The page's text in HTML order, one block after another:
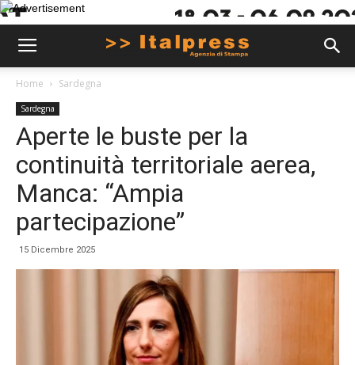
Home Sardegna
Sardegna
Aperte le buste per la
continuità territoriale aerea,
Manca: “Ampia
partecipazione”
15 Dicembre 2025